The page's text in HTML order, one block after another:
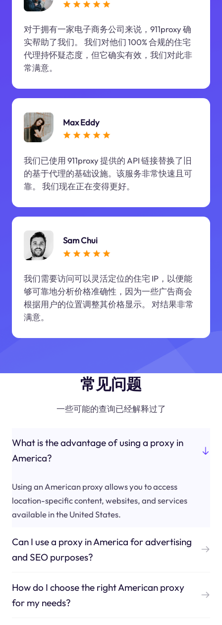
对于拥有一家电子商务公司来说，911proxy 确
实帮助了我们。 我们对他们 100% 合规的住宅
代理持怀疑态度，但它确实有效，我们对此非
常满意。
Max Eddy
我们已使用 911proxy 提供的 API 链接替换了旧
的基于代理的基础设施。该服务非常快速且可
靠。 我们现在正在变得更好。
Sam Chui
我们需要访问可以灵活定位的住宅 IP，以便能
够可靠地分析价格准确性，因为一些广告商会
根据用户的位置调整其价格显示。 对结果非常
满意。
常见问题
一些可能的查询已经解释过了
What is the advantage of using a proxy in
America?
Using an American proxy allows you to access
location-specific content, websites, and services
available in the United States.
Can I use a proxy in America for advertising
and SEO purposes?
How do I choose the right American proxy
for my needs?